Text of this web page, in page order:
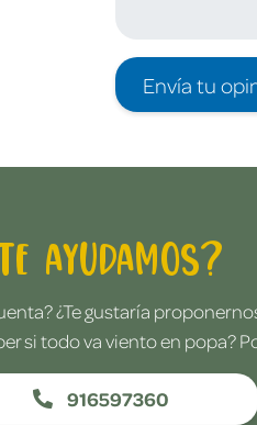
Envía tu
ayudamos?
¿Te gustaría
si todo va viento en popa?
916597360